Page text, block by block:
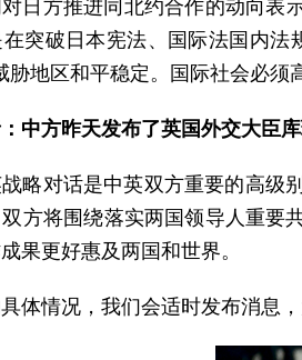
日方推进同北约合作的动向表
突破日本宪法、国际法国内法
胁地区和平稳定。国际社会必须
中方昨天发布了英国外交大臣
略对话是中英双方重要的高级
方将围绕落实两国领导人重要
果更好惠及两国和世界。
体情况，我们会适时发布消息，